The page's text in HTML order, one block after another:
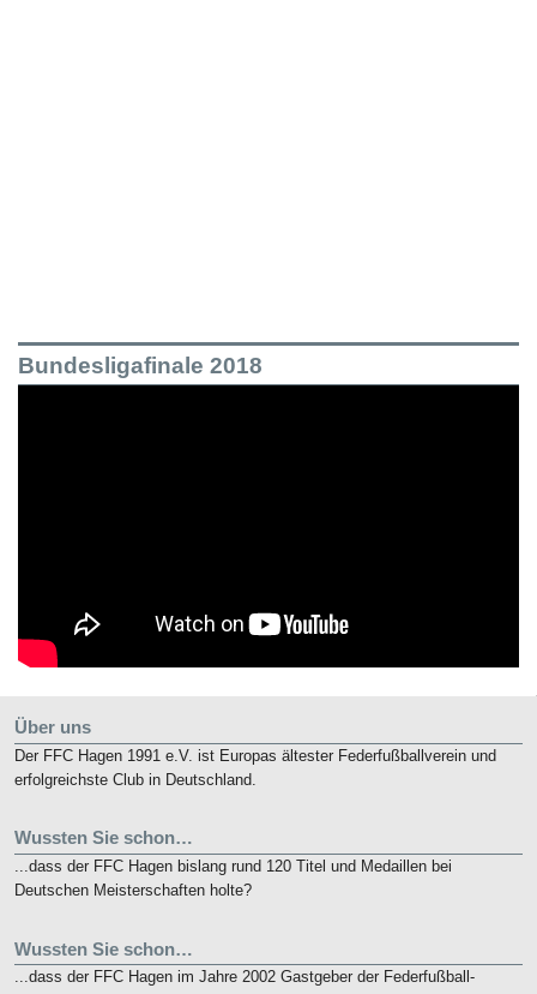
Bundesligafinale 2018
Über uns
Der FFC Hagen 1991 e.V. ist Europas ältester Federfußballverein und
erfolgreichste Club in Deutschland.
Wussten Sie schon…
...dass der FFC Hagen bislang rund 120 Titel und Medaillen bei
Deutschen Meisterschaften holte?
Wussten Sie schon…
...dass der FFC Hagen im Jahre 2002 Gastgeber der Federfußball-